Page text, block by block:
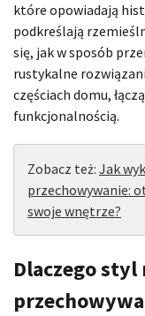
które opowiadają
podkreślają
się, jak w sposób
rustykalne
częściach domu,
funkcjonalnością.
Zobacz też: Jak
przechowywanie:
swoje wnętrze?
Dlaczego